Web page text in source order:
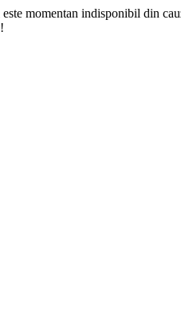
momentan indisponibil din